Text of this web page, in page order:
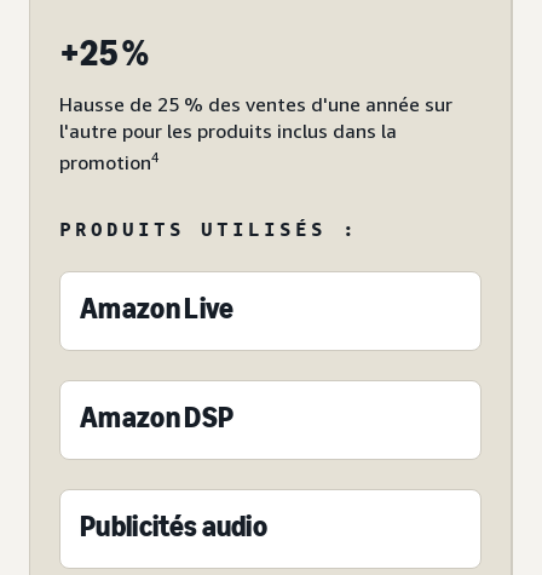
+25 %
Hausse de 25 % des ventes d'une année sur
l'autre pour les produits inclus dans la
promotion4
PRODUITS UTILISÉS :
Amazon Live
Amazon DSP
Publicités audio